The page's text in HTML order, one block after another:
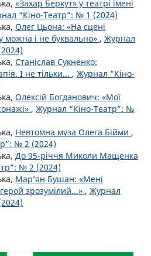
«Захар Беркут» у театрі імені
“Кіно-Театр”: № 1 (2024)
Олег Цьона: «На сцені
можна і не буквально» , Журнал
Станіслав Сукненко:
І не тільки... , Журнал “Кіно-
Олексій Богданович: «Мої
, Журнал “Кіно-Театр”: №
Невтомна муза Олега Бійми ,
№ 2 (2024)
До 95-річчя Миколи Мащенка
№ 2 (2024)
Мар’ян Бушан: «Мені
зрозумілий...» , Журнал